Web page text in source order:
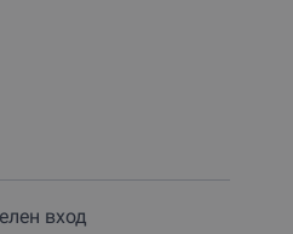
вход